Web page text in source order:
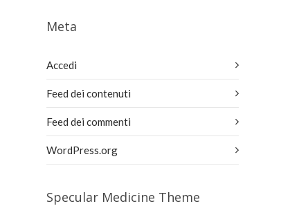
Meta
Accedi
Feed dei contenuti
Feed dei commenti
WordPress.org
Specular Medicine Theme